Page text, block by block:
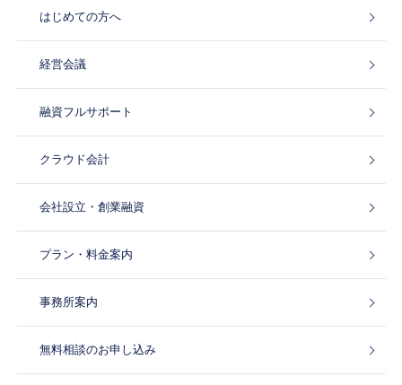
はじめての方へ
経営会議
融資フルサポート
クラウド会計
会社設立・創業融資
プラン・料金案内
事務所案内
無料相談のお申し込み